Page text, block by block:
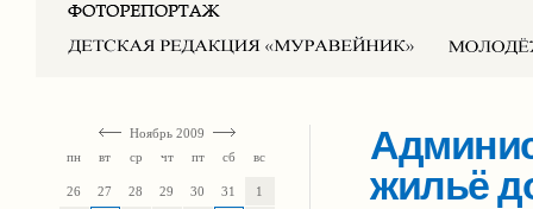
Ноябрь 2009
пн
вт ср чт пт сб вс
26 27 28 29 30 31 1
жильё